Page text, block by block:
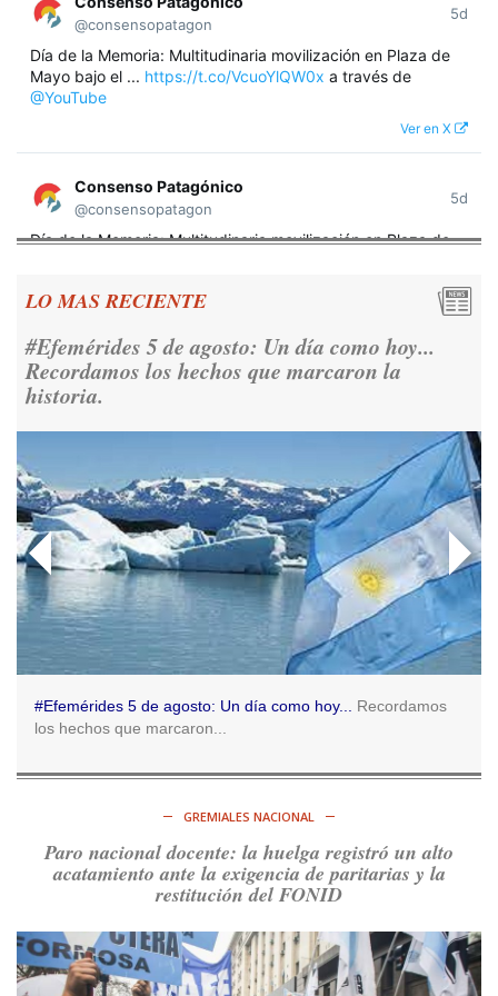
@consensopatagon
5d
Día de la Memoria: Multitudinaria movilización en Plaza de
Mayo bajo el ... https://t.co/VcuoYlQW0x a través de
@YouTube
Ver en X
Consenso Patagónico
@consensopatagon
5d
Día de la Memoria: Multitudinaria movilización en Plaza de
Rosada para reivindicar los derechos humanos y la
Ver en X
@consensopatagon
: 📢 MARCHAMOS 📍Desde la ex ESMA
hasta San José 1111, hacia Plaza de Mayo.
https://t.co/o7PaEbKM36
Ver en X
Consenso Patagónico
@consensopatagon
5d
RT @caortega64:https://t.co/q6PsJKqeuz
Consenso Patagónico
derechos y por su organización. Hoy lo vuelven a intentar.
Ver en X
@consensopatagon
5d
RT@caortega64: A #50AñosDelGolpe, la memoria es
LO MAS RECIENTE
#Efemérides 5 de agosto: Un día como hoy...
Recordamos los hechos que marcaron la
historia.
#Efemérides 5 de agosto: Un día como hoy... Recordamos
los hechos que marcaron...
GREMIALES NACIONAL
Paro nacional docente: la huelga registró un alto
acatamiento ante la exigencia de paritarias y la
restitución del FONID